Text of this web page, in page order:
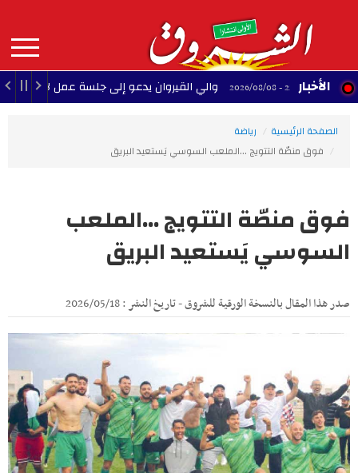
contenu
principal
MAIN
NAVIGATION الأخبار22:35 - 2026/08/08 والي القيروان يدعو إلى جلسة عمل لإنقاذ الشبيبة
الصفحة الرئيسية
رياضة
فوق منصّة التتويج ...الملعب السوسي يَستعيد البريق
فوق منصّة التتويج ...الملعب
السوسي يَستعيد البريق
صدر هذا المقال بالنسخة الورقية للشروق - تاريخ النشر : 2026/05/18